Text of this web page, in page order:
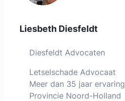
Liesbeth Diesfeldt
Diesfeldt Advocaten
Letselschade Advocaat
Meer dan 35 jaar ervaring
Provincie Noord-Holland